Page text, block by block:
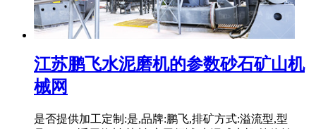
江苏鹏飞水泥磨机的参数砂石矿山机
械网
是否提供加工定制:是,品牌:鹏飞,排矿方式:溢流型,型